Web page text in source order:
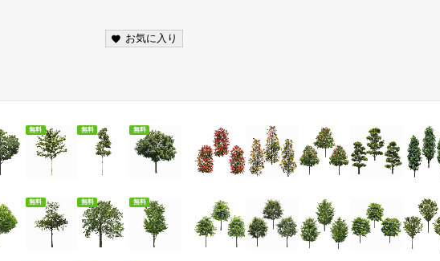
お気に入り
無料 無料 無料
ダウンロード
無料
無料ダウンロード
無料
無料ダウンロード
無料
ダウンロード無料ダウンロード無料ダウンロード無料ダウンロード